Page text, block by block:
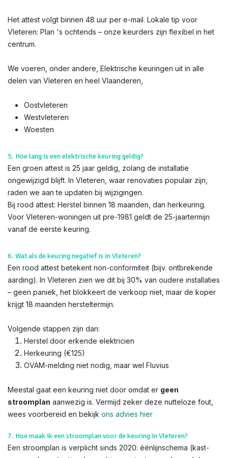
Het attest volgt binnen 48 uur per e-mail. Lokale tip voor
Vleteren: Plan 's ochtends – onze keurders zijn flexibel in het
centrum.
We voeren, onder andere, Elektrische keuringen uit in alle
delen van Vleteren en heel Vlaanderen,
Oostvleteren
Westvleteren
Woesten
5. Hoe lang is een elektrische keuring geldig?
Een groen attest is 25 jaar geldig, zolang de installatie
ongewijzigd blijft. In Vleteren, waar renovaties populair zijn,
raden we aan te updaten bij wijzigingen.
Bij rood attest: Herstel binnen 18 maanden, dan herkeuring.
Voor Vleteren-woningen uit pre-1981 geldt de 25-jaartermijn
vanaf de eerste keuring.
6. Wat als de keuring negatief is in Vleteren?
Een rood attest betekent non-conformiteit (bijv. ontbrekende
aarding). In Vleteren zien we dit bij 30% van oudere installaties
– geen paniek, het blokkeert de verkoop niet, maar de koper
krijgt 18 maanden hersteltermijn.
Volgende stappen zijn dan:
Herstel door erkende elektricien
Herkeuring (€125)
OVAM-melding niet nodig, maar wel Fluvius
Meestal gaat een keuring niet door omdat er geen
stroomplan aanwezig is. Vermijd zeker deze nutteloze fout,
wees voorbereid en bekijk ons advies hier
7. Hoe maak ik een stroomplan voor de keuring in Vleteren?
Een stroomplan is verplicht sinds 2020: éénlijnschema (kast-